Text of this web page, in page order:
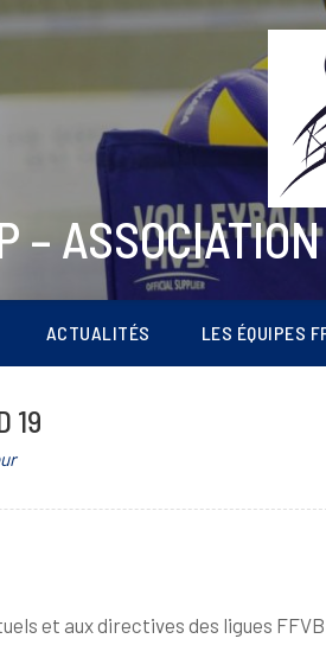
–
ACTUALITÉS LES ÉQUIPES
19
et aux directives des ligues